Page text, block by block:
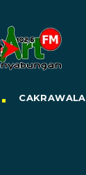
CAKRAWALA